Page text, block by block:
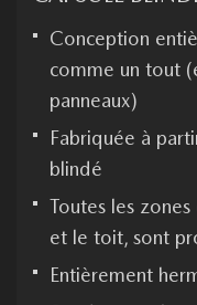
Conception
comme un tout
panneaux)
Fabriquée à
blindé
Toutes les
et le toit, sont
Entièrement